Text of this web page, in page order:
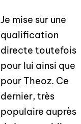
Je mise sur une
qualification
directe toutefois
pour lui ainsi que
pour Theoz. Ce
dernier, très
populaire auprès